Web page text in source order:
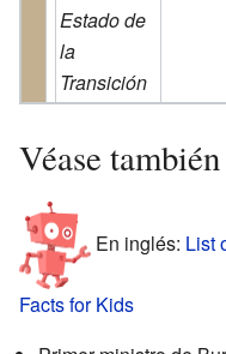
Estado de
la
Transición
Véase también
En inglés: List
Facts for Kids